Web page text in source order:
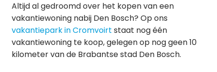
Altijd al gedroomd over het kopen van een
vakantiewoning nabij Den Bosch? Op ons
vakantiepark in Cromvoirt staat nog één
vakantiewoning te koop, gelegen op nog geen 10
kilometer van de Brabantse stad Den Bosch.